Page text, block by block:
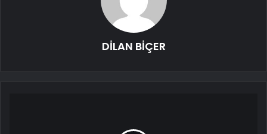
DİLAN BİÇER